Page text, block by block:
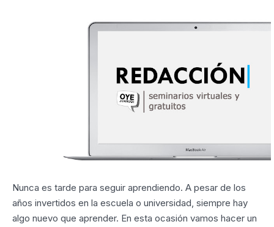
Nunca es tarde para seguir aprendiendo. A pesar de los
años invertidos en la escuela o universidad, siempre hay
algo nuevo que aprender. En esta ocasión vamos hacer un